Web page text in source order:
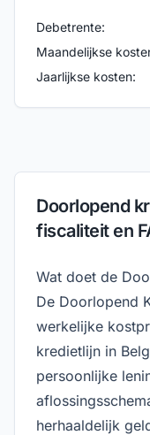
Debetrente:
Maandelijkse
Jaarlijkse kosten:
Doorlopend
fiscaliteit en
Wat doet de
De Doorlopend
werkelijke
kredietlijn in
persoonlijke
herhaaldelijk